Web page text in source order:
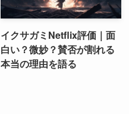
イクサガミNetflix評価｜面
白い？微妙？賛否が割れる
本当の理由を語る